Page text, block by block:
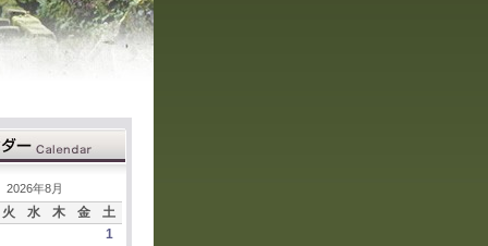
2026年8月
火 水 木 金
土
1